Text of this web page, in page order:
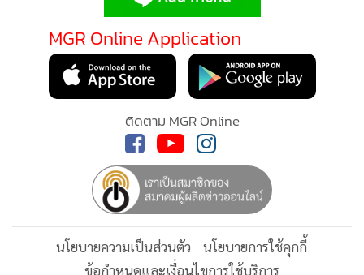
หลังจากได้รับข้อเสนอแนะมาจากตัวเดโมในงาน Steam Next
Fest ทางทีมพัฒนาก็ได้ทำการอัปเดตความคืบหน้าในการ
พัฒนา Sudden Attack Zero Point ให้ผู้เล่นในคอมมูนิตี้ทราบ
กันอย่างแข็งขันและต่อเนื่องผ่านบันทึกและจดหมายจากผู้
พัฒนา โดยคอนเทนต์ส่วนนี้จะอธิบายทุกอย่างตั้งแต่เหตุผลและ
ทัศน์ในอนาคตของผู้พัฒนา ผู้เล่นที่อยากรู้รายละเอียดเพิ่มเติม
สามารถเข้าไปดูได้ที่ช่อง YouTube ทางการซึ่งจะมีการอัปเดต
MGR Online Application
ติดตาม MGR Online
นโยบายความเป็นส่วนตัว
นโยบายการใช้คุกกี้
ข้อกำหนดและเงื่อนไขการใช้บริการ
นโยบายการใช้ข้อมูล Facebook
เกี่ยวกับเรา